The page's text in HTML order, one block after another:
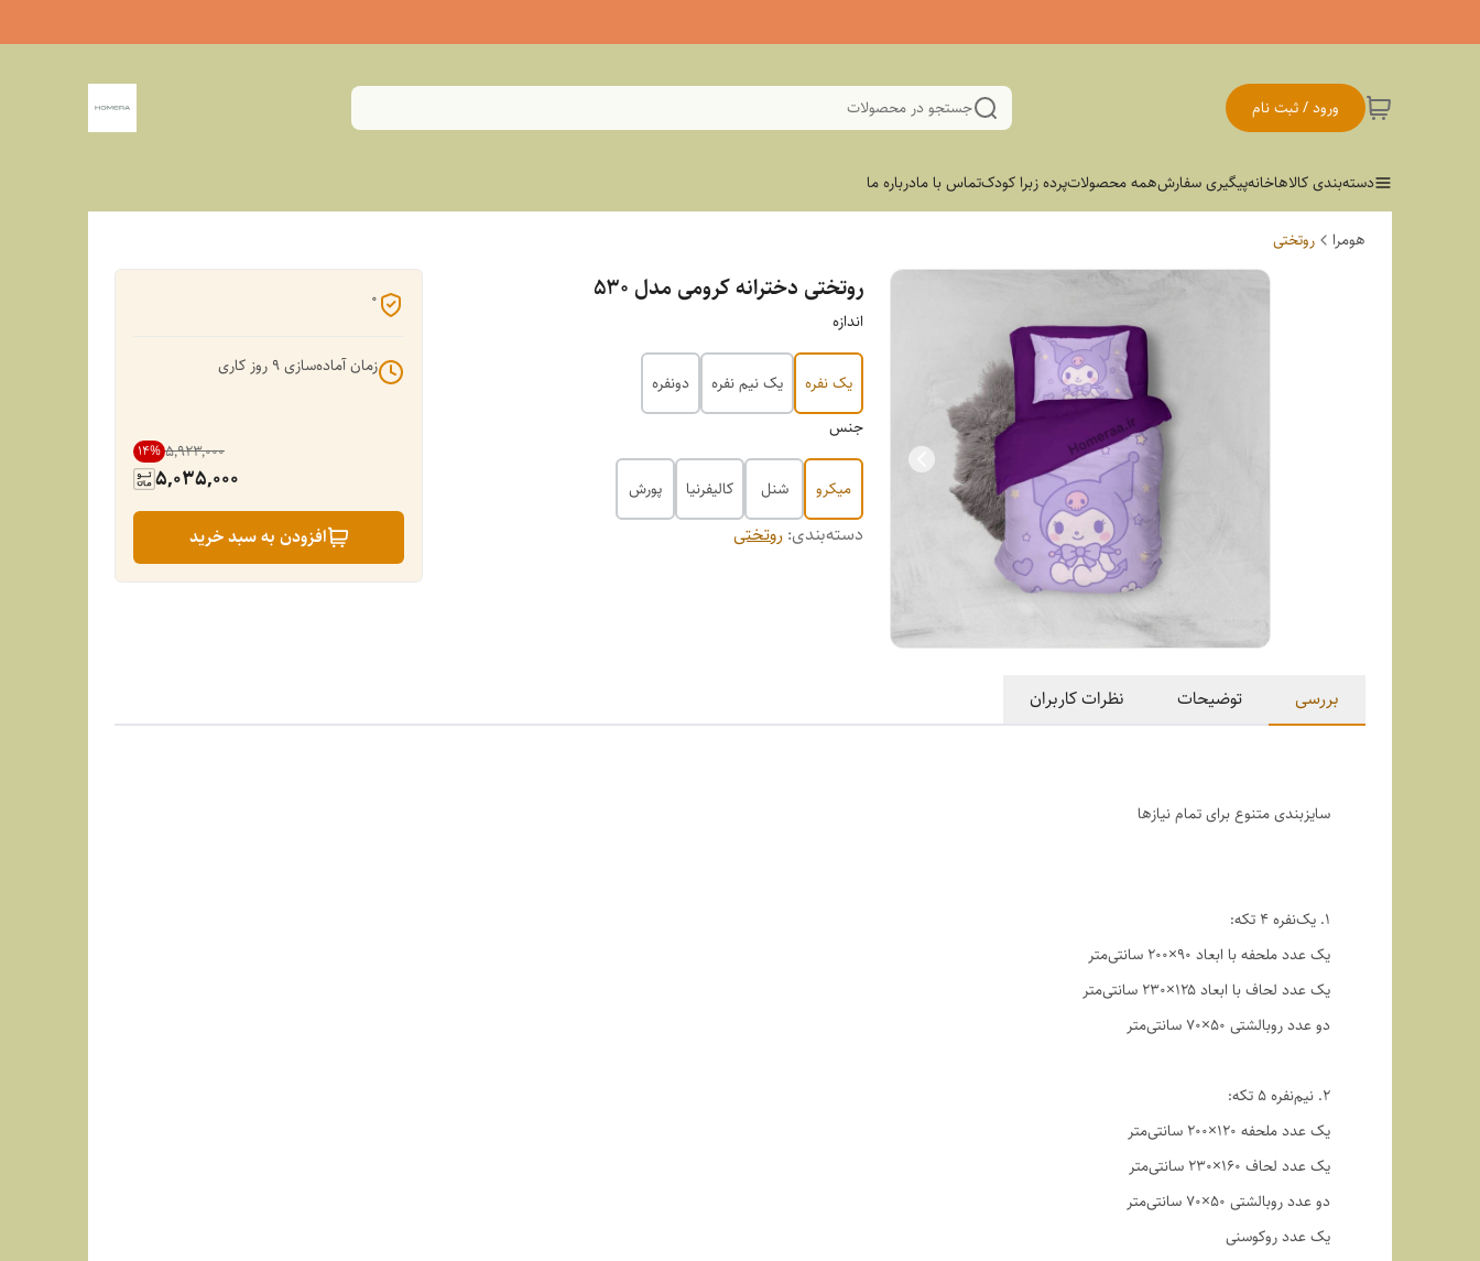
ورود / ثبت نام جستجو در محصولات
دسته‌بندی کالاهاخانهپیگیری سفارشهمه محصولاتپرده زبرا کودکتماس با مادرباره ما
هومرا روتختی
روتختی دخترانه کرومی مدل ۵۳۰
اندازه
یک نفره یک نیم نفره
دونفره
جنس
میکرو شنل کالیفرنیا پورش
دسته‌بندی: روتختی
0
زمان آماده‌سازی9 روز کاری
۵٬۹۲۳٬۰۰۰ 14%
5,035,000
افزودن به سبد خرید
بررسی توضیحات نظرات کاربران
سایزبندی متنوع برای تمام نیازها
1. یک‌نفره ۴ تکه:
یک عدد ملحفه با ابعاد ۹۰×۲۰۰ سانتی‌متر
یک عدد لحاف با ابعاد ۱۲۵×۲۳۰ سانتی‌متر
دو عدد روبالشتی ۵۰×۷۰ سانتی‌متر
2. نیم‌نفره ۵ تکه:
یک عدد ملحفه ۱۲۰×۲۰۰ سانتی‌متر
یک عدد لحاف ۱۶۰×۲۳۰ سانتی‌متر
دو عدد روبالشتی ۵۰×۷۰ سانتی‌متر
یک عدد روکوسنی